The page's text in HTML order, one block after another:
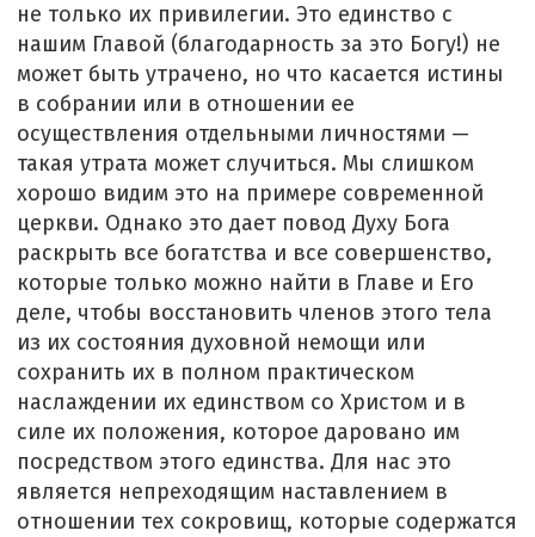
не только их привилегии. Это единство с
нашим Главой (благодарность за это Богу!) не
может быть утрачено, но что касается истины
в собрании или в отношении ее
осуществления отдельными личностями —
такая утрата может случиться. Мы слишком
хорошо видим это на примере современной
церкви. Однако это дает повод Духу Бога
раскрыть все богатства и все совершенство,
которые только можно найти в Главе и Его
деле, чтобы восстановить членов этого тела
из их состояния духовной немощи или
сохранить их в полном практическом
наслаждении их единством со Христом и в
силе их положения, которое даровано им
посредством этого единства. Для нас это
является непреходящим наставлением в
отношении тех сокровищ, которые содержатся